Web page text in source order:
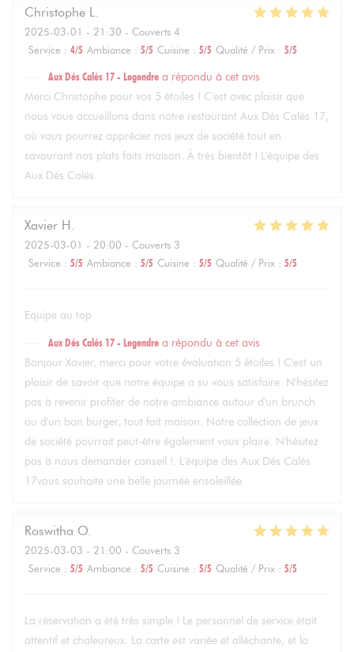
Christophe L
2025-03-01 - 21:30 - Couverts 4
Service : 4/5 Ambiance : 5/5 Cuisine : 5/5 Qualité / Prix : 5/5
Aux Dés Calés 17 - Legendre a répondu à cet avis
Merci Christophe pour vos 5 étoiles ! C'est avec plaisir que
nous vous accueillons dans notre restaurant Aux Dés Calés 17,
où vous pourrez apprécier nos jeux de société tout en
savourant nos plats faits maison. À très bientôt ! L'équipe des
Aux Dés Calés.
Xavier H
2025-03-01 - 20:00 - Couverts 3
Service : 5/5 Ambiance : 5/5 Cuisine : 5/5 Qualité / Prix : 5/5
Equipe au top
Aux Dés Calés 17 - Legendre a répondu à cet avis
Bonjour Xavier, merci pour votre évaluation 5 étoiles ! C'est un
plaisir de savoir que notre équipe a su vous satisfaire. N'hésitez
pas à revenir profiter de notre ambiance autour d'un brunch
ou d'un bon burger, tout fait maison. Notre collection de jeux
de société pourrait peut-être également vous plaire. N'hésitez
pas à nous demander conseil !. L'équipe des Aux Dés Calés
17vous souhaite une belle journée ensoleillée.
Roswitha O
2025-03-03 - 21:00 - Couverts 3
Service : 5/5 Ambiance : 5/5 Cuisine : 5/5 Qualité / Prix : 5/5
La réservation a été très simple ! Le personnel de service était
attentif et chaleureux. La carte est variée et alléchante, et la